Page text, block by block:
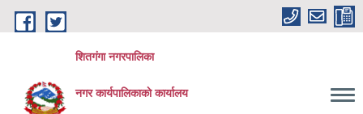
Skip to main content
शितगंगा नगरपालिका
नगर कार्यपालिकाकाे कार्यालय